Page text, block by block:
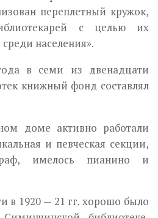
переплетный кружок,
с целью их
населения».
в семи из двенадцати
книжный фонд составлял
доме активно работали
и певческая секции,
имелось пианино и
в 1920 — 21 гг. хорошо было